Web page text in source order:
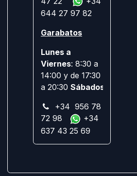
644 27 97 82
Garabatos
Lunes a
Viernes: 8:30 a
14:00 y de 17:30
a 20:30 Sábados:
+34 956 78
72 98
+34
637 43 25 69